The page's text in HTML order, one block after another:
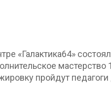
«Галактика64»
пройдут